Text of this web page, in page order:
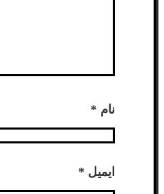
نام *
ایمیل *